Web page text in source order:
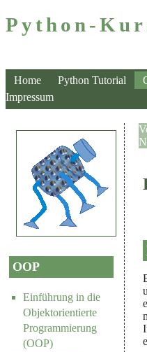
Python-
Home Python Tutorial
Impressum
OOP
Einführung in die
Objektorientierte
Programmierung
(OOP)